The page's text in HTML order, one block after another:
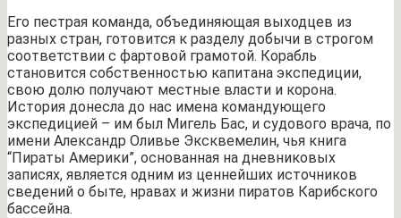
Его пестрая команда, объединяющая выходцев из
разных стран, готовится к разделу добычи в строгом
соответствии с фартовой грамотой. Корабль
становится собственностью капитана экспедиции,
свою долю получают местные власти и корона.
История донесла до нас имена командующего
экспедицией – им был Мигель Бас, и судового врача, по
имени Александр Оливье Эксквемелин, чья книга
“Пираты Америки”, основанная на дневниковых
записях, является одним из ценнейших источников
сведений о быте, нравах и жизни пиратов Карибского
бассейна.